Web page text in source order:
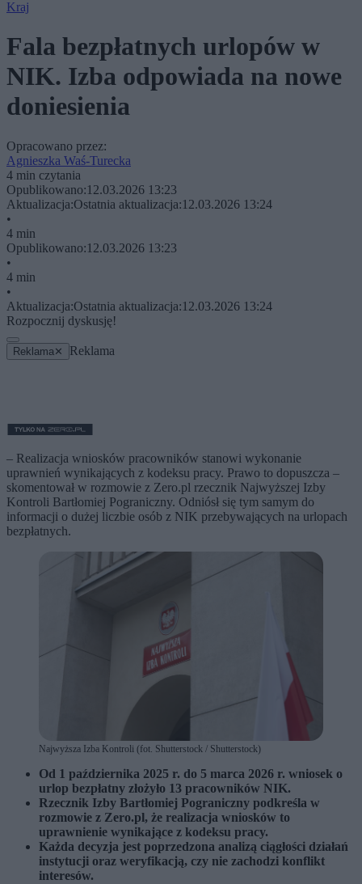
Kraj
Fala bezpłatnych urlopów w
NIK. Izba odpowiada na nowe
doniesienia
Opracowano przez:
Agnieszka Waś-Turecka
4 min czytania
Opublikowano:12.03.2026 13:23
Aktualizacja:Ostatnia aktualizacja:12.03.2026 13:24
•
4 min
Opublikowano:12.03.2026 13:23
•
4 min
•
Aktualizacja:Ostatnia aktualizacja:12.03.2026 13:24
Rozpocznij dyskusję!
Reklama ✕ Reklama
– Realizacja wniosków pracowników stanowi wykonanie
uprawnień wynikających z kodeksu pracy. Prawo to dopuszcza –
skomentował w rozmowie z Zero.pl rzecznik Najwyższej Izby
Kontroli Bartłomiej Pograniczny. Odniósł się tym samym do
informacji o dużej liczbie osób z NIK przebywających na urlopach
bezpłatnych.
Najwyższa Izba Kontroli (fot. Shutterstock / Shutterstock)
Od 1 października 2025 r. do 5 marca 2026 r. wniosek o
urlop bezpłatny złożyło 13 pracowników NIK.
Rzecznik Izby Bartłomiej Pograniczny podkreśla w
rozmowie z Zero.pl, że realizacja wniosków to
uprawnienie wynikające z kodeksu pracy.
Każda decyzja jest poprzedzona analizą ciągłości działań
instytucji oraz weryfikacją, czy nie zachodzi konflikt
interesów.